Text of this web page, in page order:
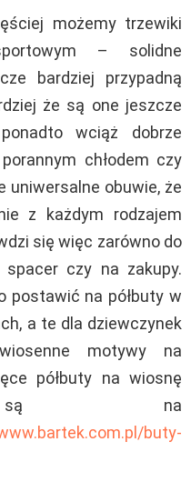
możemy trzewiki
– solidne
bardziej przypadną
że są one jeszcze
wciąż dobrze
chłodem czy
uniwersalne obuwie, że
z każdym rodzajem
się więc zarówno do
spacer czy na zakupy.
postawić na półbuty w
a te dla dziewczynek
motywy na
półbuty na wiosnę
są na
buty-